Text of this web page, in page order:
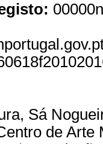
Sá
de Arte